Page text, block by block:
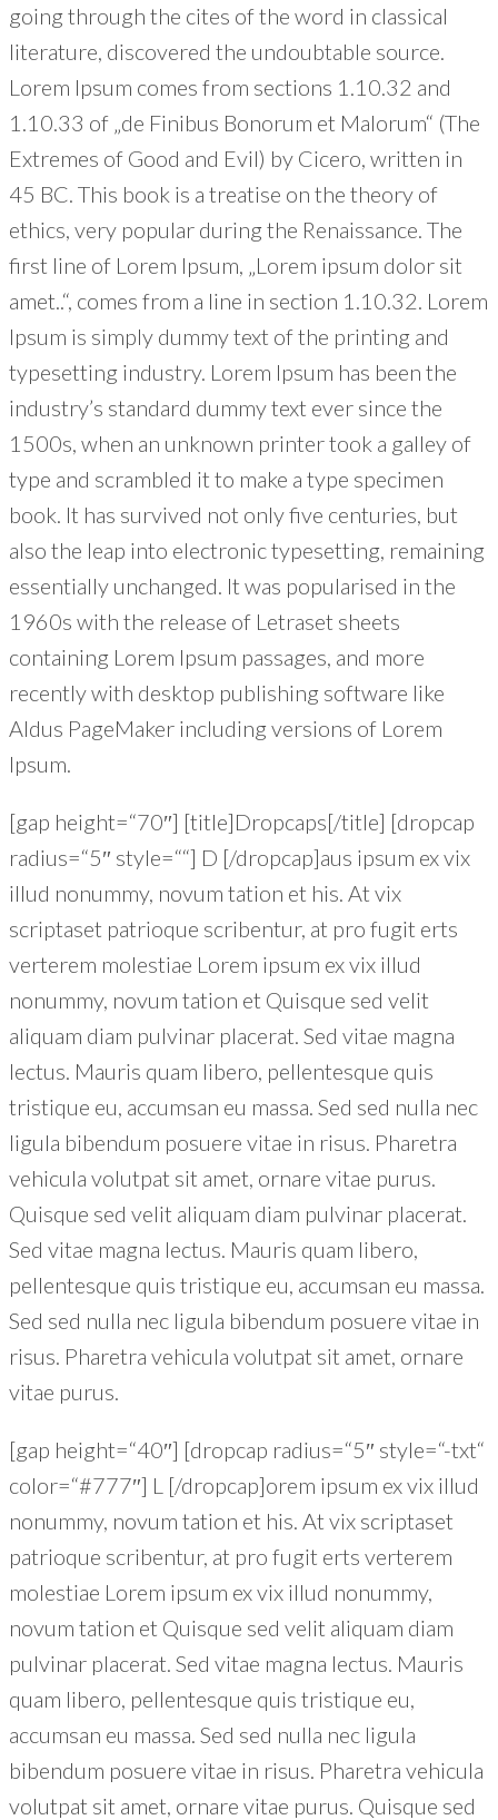
going through the cites of the word in classical
literature, discovered the undoubtable source.
Lorem Ipsum comes from sections 1.10.32 and
1.10.33 of „de Finibus Bonorum et Malorum“ (The
Extremes of Good and Evil) by Cicero, written in
45 BC. This book is a treatise on the theory of
ethics, very popular during the Renaissance. The
first line of Lorem Ipsum, „Lorem ipsum dolor sit
amet..“, comes from a line in section 1.10.32. Lorem
Ipsum is simply dummy text of the printing and
typesetting industry. Lorem Ipsum has been the
industry’s standard dummy text ever since the
1500s, when an unknown printer took a galley of
type and scrambled it to make a type specimen
book. It has survived not only five centuries, but
also the leap into electronic typesetting, remaining
essentially unchanged. It was popularised in the
1960s with the release of Letraset sheets
containing Lorem Ipsum passages, and more
recently with desktop publishing software like
Aldus PageMaker including versions of Lorem
Ipsum.
[gap height=“70″] [title]Dropcaps[/title] [dropcap
radius=“5″ style=““] D [/dropcap]aus ipsum ex vix
illud nonummy, novum tation et his. At vix
scriptaset patrioque scribentur, at pro fugit erts
verterem molestiae Lorem ipsum ex vix illud
nonummy, novum tation et Quisque sed velit
aliquam diam pulvinar placerat. Sed vitae magna
lectus. Mauris quam libero, pellentesque quis
tristique eu, accumsan eu massa. Sed sed nulla nec
ligula bibendum posuere vitae in risus. Pharetra
vehicula volutpat sit amet, ornare vitae purus.
Quisque sed velit aliquam diam pulvinar placerat.
Sed vitae magna lectus. Mauris quam libero,
pellentesque quis tristique eu, accumsan eu massa.
Sed sed nulla nec ligula bibendum posuere vitae in
risus. Pharetra vehicula volutpat sit amet, ornare
vitae purus.
[gap height=“40″] [dropcap radius=“5″ style=“-txt“
color=“#777″] L [/dropcap]orem ipsum ex vix illud
nonummy, novum tation et his. At vix scriptaset
patrioque scribentur, at pro fugit erts verterem
molestiae Lorem ipsum ex vix illud nonummy,
novum tation et Quisque sed velit aliquam diam
pulvinar placerat. Sed vitae magna lectus. Mauris
quam libero, pellentesque quis tristique eu,
accumsan eu massa. Sed sed nulla nec ligula
bibendum posuere vitae in risus. Pharetra vehicula
volutpat sit amet, ornare vitae purus. Quisque sed